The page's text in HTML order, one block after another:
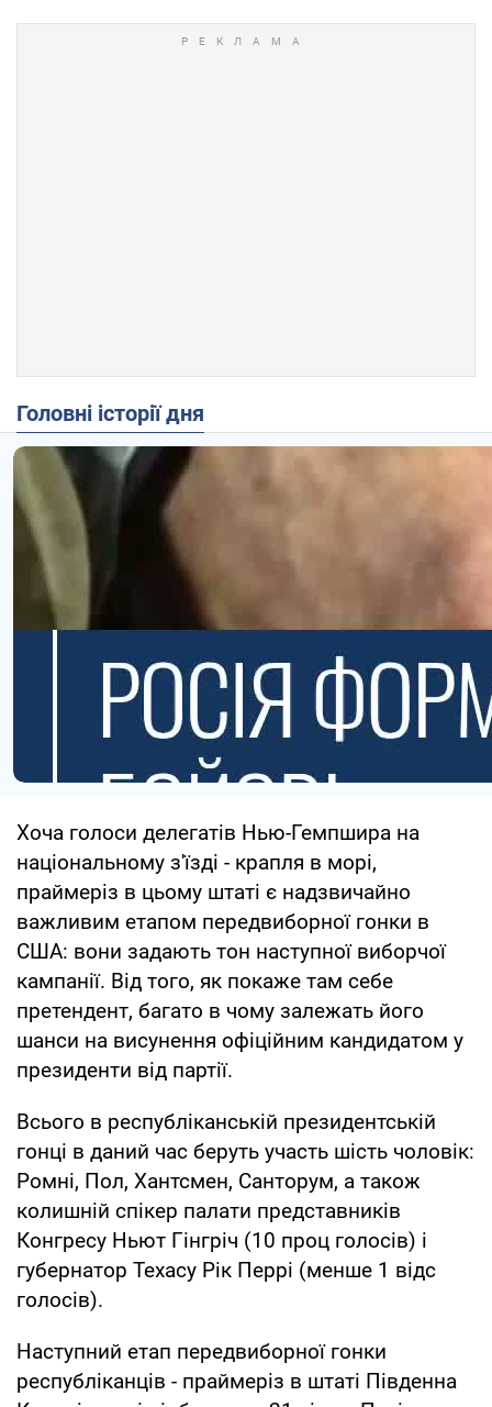
Головні історії дня
Хоча голоси делегатів Нью-Гемпшира на
національному з'їзді - крапля в морі,
праймеріз в цьому штаті є надзвичайно
важливим етапом передвиборної гонки в
США: вони задають тон наступної виборчої
кампанії. Від того, як покаже там себе
претендент, багато в чому залежать його
шанси на висунення офіційним кандидатом у
президенти від партії.
Всього в республіканській президентській
гонці в даний час беруть участь шість чоловік:
Ромні, Пол, Хантсмен, Санторум, а також
колишній спікер палати представників
Конгресу Ньют Гінгріч (10 проц голосів) і
губернатор Техасу Рік Перрі (менше 1 відс
голосів).
Наступний етап передвиборної гонки
республіканців - праймеріз в штаті Південна